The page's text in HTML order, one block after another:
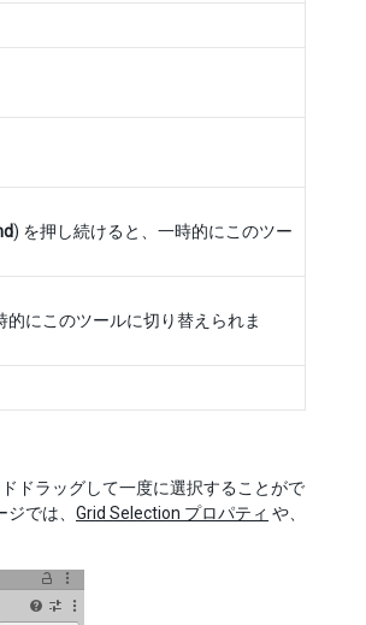
) を押し続けると、一時的にこのツー
的にこのツールに切り替えられま
ドラッグして一度に選択することがで
ジでは、 Grid Selection プロパティ や、